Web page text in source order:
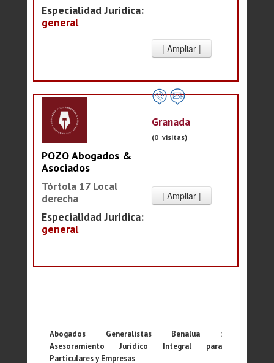
Especialidad Juridica:
general
POZO Abogados &
Asociados
Tórtola 17 Local
derecha
Especialidad Juridica:
general
Granada
(0 visitas)
Abogados Generalistas Benalua :
Asesoramiento Jurídico Integral para
Particulares y Empresas